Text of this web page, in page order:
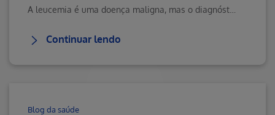
Continuar lendo
Blog da saúde